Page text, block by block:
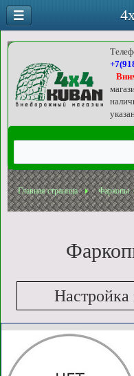
Главная страница Фаркопы
Настройка